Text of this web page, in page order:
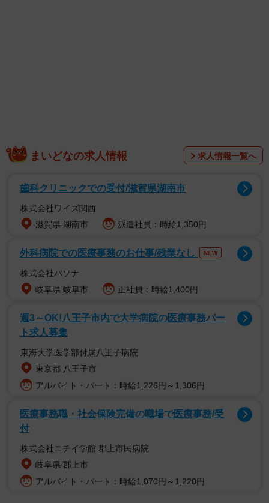
っちゃかわいいですね」と、スネる姿を愛でるリプライも
宅を拒否」する楽しい様子でも話題 になった、ハルちゃ
ん。「頑固でツンデレ」なのも魅力の、６歳になる柴犬の
女の子です。「頑固でツンデレ」だけど、「大好きな人」
いました。
まいどなの求人情報 求人情報一覧へ
歯科クリニックでの受付/滋賀県湖南市
株式会社ワイズ関西
滋賀県 湖南市
派遣社員：時給1,350円
外科病院での医療事務のお仕事/残業なし NEW
株式会社パソナ
岐阜県 岐阜市
正社員：時給1,400円
週3～OK!八王子市内で大学病院の医療事務パー
ト求人募集
東海大学医学部付属八王子病院
東京都 八王子市
アルバイト・パート：時給1,226円～1,306円
医療事務職・社会保険完備の職場で医療事務/受
付
株式会社ニチイ学館 郡上市民病院
岐阜県 郡上市
アルバイト・パート：時給1,070円～1,220円